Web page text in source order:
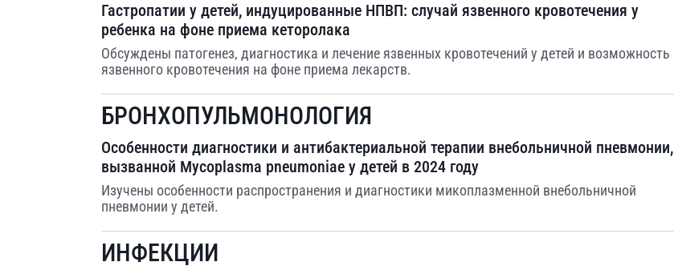
Гастропатии у детей, индуцированные НПВП: случай язвенного кровотечения у
ребенка на фоне приема кеторолака
Обсуждены патогенез, диагностика и лечение язвенных кровотечений у детей и возможность
язвенного кровотечения на фоне приема лекарств.
БРОНХОПУЛЬМОНОЛОГИЯ
Особенности диагностики и антибактериальной терапии внебольничной пневмонии,
вызванной Mycoplasma pneumoniae у детей в 2024 году
Изучены особенности распространения и диагностики микоплазменной внебольничной
пневмонии у детей.
ИНФЕКЦИИ